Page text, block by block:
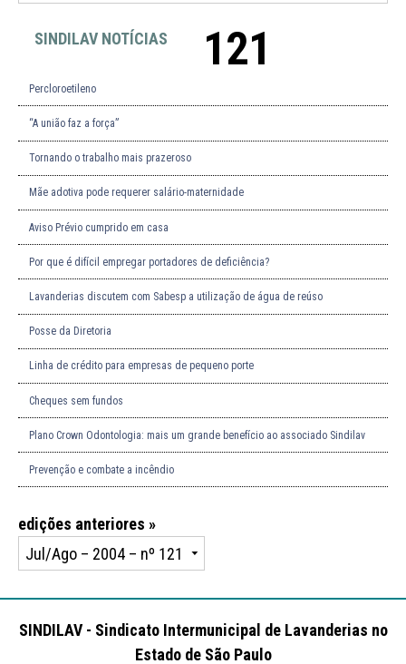
SINDILAV NOTÍCIAS 121
Percloroetileno
“A união faz a força”
Tornando o trabalho mais prazeroso
Mãe adotiva pode requerer salário-maternidade
Aviso Prévio cumprido em casa
Por que é difícil empregar portadores de deficiência?
Lavanderias discutem com Sabesp a utilização de água de reúso
Posse da Diretoria
Linha de crédito para empresas de pequeno porte
Cheques sem fundos
Plano Crown Odontologia: mais um grande benefício ao associado Sindilav
Prevenção e combate a incêndio
edições anteriores »
SINDILAV - Sindicato Intermunicipal de Lavanderias no
Estado de São Paulo